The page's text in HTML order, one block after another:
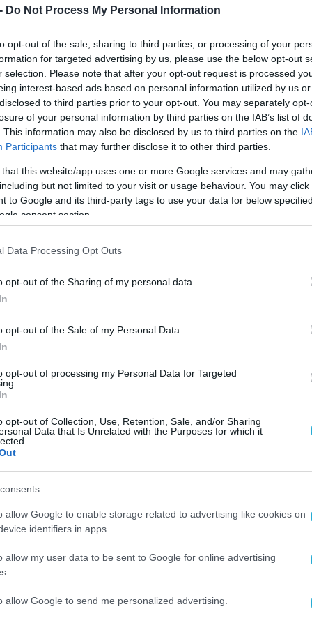
Do Not Process My Personal Information
opt-out of the sale, sharing to third parties, or processing of your
for targeted advertising by us, please use the below opt-out
selection. Please note that after your opt-out request is processed
interest-based ads based on personal information utilized by us
to third parties prior to your opt-out. You may separately
of your personal information by third parties on the IAB’s list of
This information may also be disclosed by us to third parties on the
Participants that may further disclose it to other third parties.
that this website/app uses one or more Google services and may
but not limited to your visit or usage behaviour. You may
to Google and its third-party tags to use your data for below
consent section.
Data Processing Opt Outs
opt-out of the Sharing of my personal data.
opt-out of the Sale of my Personal Data.
opt-out of processing my Personal Data for Targeted
opt-out of Collection, Use, Retention, Sale, and/or Sharing
Data that Is Unrelated with the Purposes for which it
allow Google to enable storage related to advertising like cookies on
identifiers in apps.
allow my user data to be sent to Google for online advertising
allow Google to send me personalized advertising.
διεθνή ναυτιλιακή εταιρεία που παρέχει
για την εισαγωγή της στη ρυθμιζόμενη
την 25η εισαγωγή στην Euronext από την
στον τομέα της θαλάσσιας μεταφοράς
σιδηρομετάλλευμα, άνθρακα και σιτηρά,
και προϊόντα χάλυβα, εξυπηρετώντας
εταιρεία διαχειρίζεται στόλο 45 πλοίων
του στόλου της και στη βελτίωση των
ναυπήγησης νέων πλοίων που
ενεργειακής απόδοσης και μείωσης
στην Euronext Athens αποτελεί σημαντικό
πρόκειται για την πρώτη εισαγωγή
ενισχύει τη σύνδεση ενός από τους πιο
της ελληνικής οικονομίας με την
που εκπροσωπούνται στην Euronext
προφίλ, της αξιοπιστίας και της
οικοσύστημα κεφαλαιαγορών,
βάση και στηρίζοντας τα μακροπρόθεσμα
στην Euronext Athens στις 2 Ιουνίου 2026,
κοινών μετοχών της. Κατά την
στα 5,70 ευρώ ανά μετοχή, που
διαπραγμάτευσης στην Euronext Athens.